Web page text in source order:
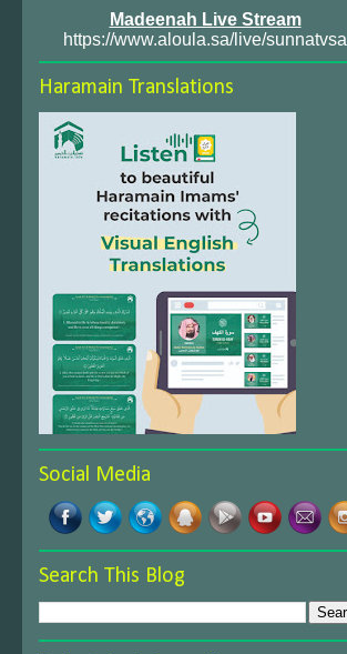
Madeenah Live Stream
https://www.aloula.sa/live/sunnatvsa
Haramain Translations
Social Media
Search This Blog